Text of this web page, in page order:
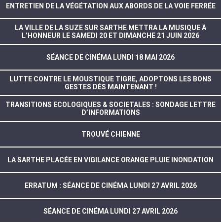
ENTRETIEN DE LA VÉGÉTATION AUX ABORDS DE LA VOIE FERRÉE
LA VILLE DE LA SUZE SUR SARTHE METTRA LA MUSIQUE À
L’HONNEUR LE SAMEDI 20 ET DIMANCHE 21 JUIN 2026
SÉANCE DE CINÉMA LUNDI 18 MAI 2026
LUTTE CONTRE LE MOUSTIQUE TIGRE, ADOPTONS LES BONS
GESTES DÈS MAINTENANT !
TRANSITIONS ECOLOGIQUES & SOCIETALES : SONDAGE LETTRE
D’INFORMATIONS
TROUVÉ CHIENNE
LA SARTHE PLACÉE EN VIGILANCE ORANGE PLUIE INONDATION
ERRATUM : SÉANCE DE CINÉMA LUNDI 27 AVRIL 2026
SÉANCE DE CINÉMA LUNDI 27 AVRIL 2026